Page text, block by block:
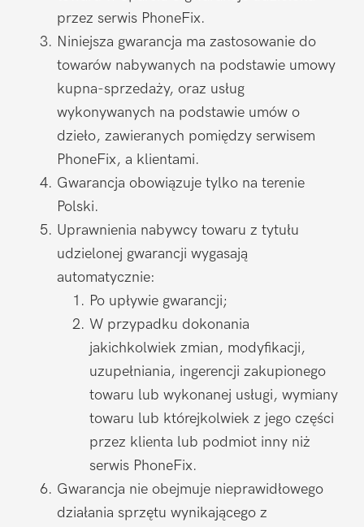
przez serwis PhoneFix.
Niniejsza gwarancja ma zastosowanie do
towarów nabywanych na podstawie umowy
kupna-sprzedaży, oraz usług
wykonywanych na podstawie umów o
dzieło, zawieranych pomiędzy serwisem
PhoneFix, a klientami.
Gwarancja obowiązuje tylko na terenie
Polski.
Uprawnienia nabywcy towaru z tytułu
udzielonej gwarancji wygasają
automatycznie:
Po upływie gwarancji;
W przypadku dokonania
jakichkolwiek zmian, modyfikacji,
uzupełniania, ingerencji zakupionego
towaru lub wykonanej usługi, wymiany
towaru lub którejkolwiek z jego części
przez klienta lub podmiot inny niż
serwis PhoneFix.
Gwarancja nie obejmuje nieprawidłowego
działania sprzętu wynikającego z